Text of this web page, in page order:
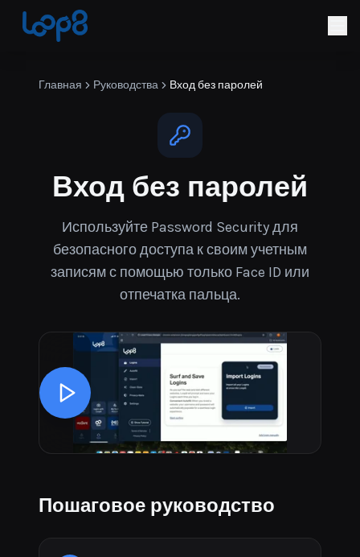
Главная Руководства Вход без паролей
Вход без паролей
Используйте Password Security для
безопасного доступа к своим учетным
записям с помощью только Face ID или
отпечатка пальца.
Пошаговое руководство